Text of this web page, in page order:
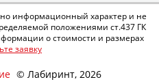
информационный характер и не
положениями ст.437 ГК
о стоимости и размерах
заявку
© Лабиринт, 2026